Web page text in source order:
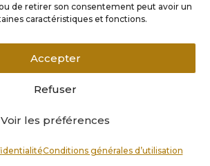
de retirer son consentement peut avoir un
caractéristiques et fonctions.
Accepter
Refuser
Voir les préférences
Conditions générales d’utilisation
Horaires
au vendredi 9h – 18h